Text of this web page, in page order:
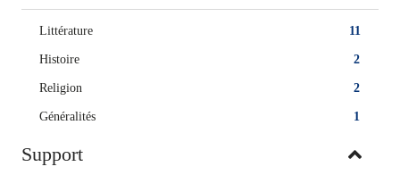
11
Littérature
2
Histoire
2
Religion
1
Généralités
Support